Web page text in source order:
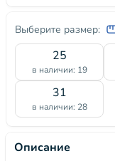
Выберите размер:
25
в наличии: 19
31
в наличии: 28
Описание